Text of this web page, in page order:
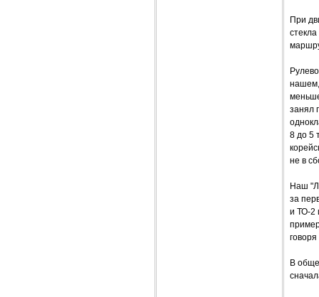
При
нашем,
занял
8 до 5
не в
Наш
за
и ТО-2
В